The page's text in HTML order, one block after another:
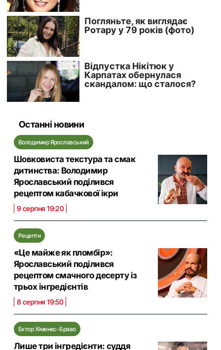
Останні новини
Володимир Ярославський
Шовковиста текстура та смак
дитинства: Володимир
Ярославський поділився
рецептом кабачкової ікри
9 серпня 19:20
Рецепти
«Це майже як пломбір»:
Ярославський поділився
рецептом смачного десерту із
трьох інгредієнтів
8 серпня 19:50
Ектор Хіменес-Браво
Лише три інгредієнти: суддя